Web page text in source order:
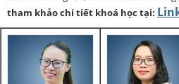
tham khảo chi tiết khoá học tại: